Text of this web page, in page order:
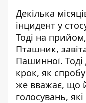
Декілька
інцидент у
Тоді на
Пташник,
Пашинної. Тоді
крок, як спробу
же вважає, що
голосувань,